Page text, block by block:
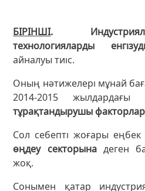
БІРІНШІ.
технологияларды
айналуы тиіс.
Оның нәтижелері мұнай
2014-2015 жылдардағы
тұрақтандырушы
Сол себепті жоғары еңбек
өңдеу секторынадеген
жоқ.
Сонымен қатар